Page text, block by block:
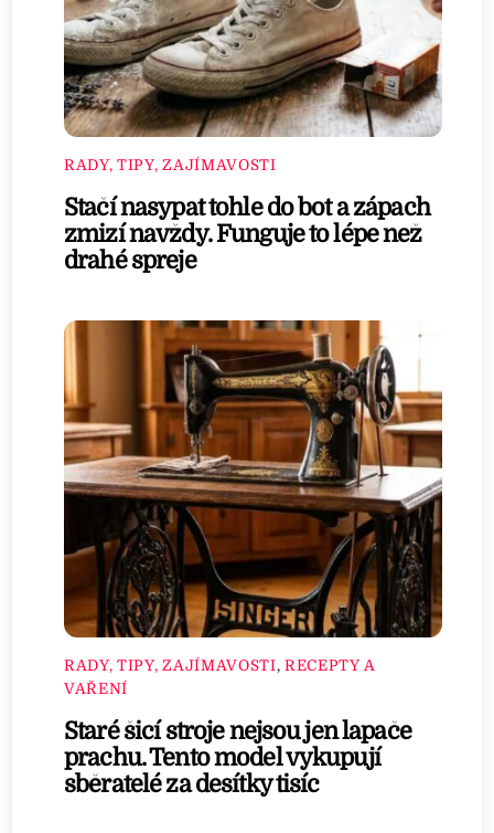
RADY, TIPY, ZAJÍMAVOSTI
Stačí nasypat tohle do bot a zápach
zmizí navždy. Funguje to lépe než
drahé spreje
RADY, TIPY, ZAJÍMAVOSTI, RECEPTY A
VAŘENÍ
Staré šicí stroje nejsou jen lapače
prachu. Tento model vykupují
sběratelé za desítky tisíc